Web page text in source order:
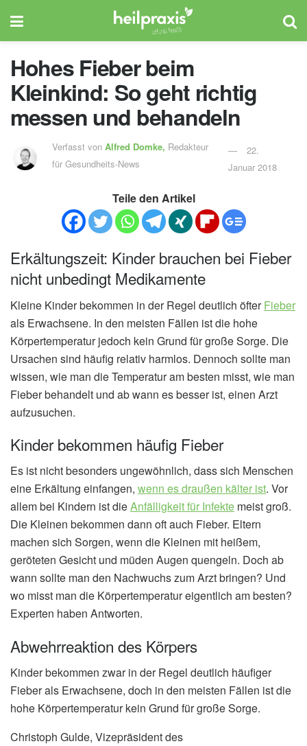
Hohes Fieber beim
Kleinkind: So geht richtig
messen und behandeln
Verfasst von Alfred Domke, Redakteur
für Gesundheits-News
22.
Januar 2018
Teile den Artikel
Erkältungszeit: Kinder brauchen bei Fieber
nicht unbedingt Medikamente
Kleine Kinder bekommen in der Regel deutlich öfterFieber
als Erwachsene. In den meisten Fällen ist die hohe
Körpertemperatur jedoch kein Grund für große Sorge. Die
Ursachen sind häufig relativ harmlos. Dennoch sollte man
wissen, wie man die Temperatur am besten misst, wie man
Fieber behandelt und ab wann es besser ist, einen Arzt
aufzusuchen.
Kinder bekommen häufig Fieber
Es ist nicht besonders ungewöhnlich, dass sich Menschen
eine Erkältung einfangen, wenn es draußen kälter ist. Vor
allem bei Kindern ist dieAnfälligkeit für Infekte meist groß.
Die Kleinen bekommen dann oft auch Fieber. Eltern
machen sich Sorgen, wenn die Kleinen mit heißem,
geröteten Gesicht und müden Augen quengeln. Doch ab
wann sollte man den Nachwuchs zum Arzt bringen? Und
wo misst man die Körpertemperatur eigentlich am besten?
Experten haben Antworten.
Abwehrreaktion des Körpers
Kinder bekommen zwar in der Regel deutlich häufiger
Fieber als Erwachsene, doch in den meisten Fällen ist die
hohe Körpertemperatur kein Grund für große Sorge.
Christoph Gulde, Vizepräsident des